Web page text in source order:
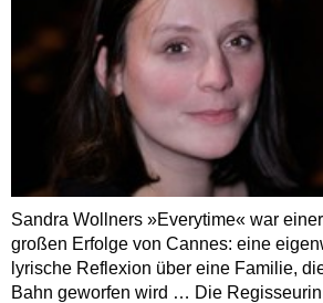
Sandra Wollners »Everytime« war
großen Erfolge von Cannes: eine
lyrische Reflexion über eine ­Familie,
Bahn geworfen wird … Die